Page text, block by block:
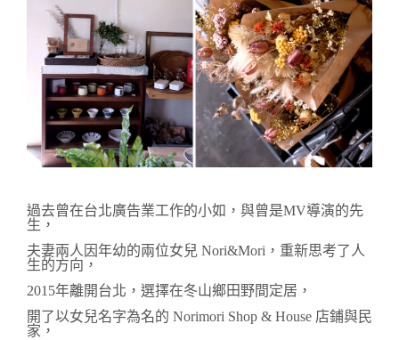
過去曾在台北廣告業工作的小如，與曾是MV導演的先
生，
夫妻兩人因年幼的兩位女兒 Nori&Mori，重新思考了人
生的方向，
2015年離開台北，選擇在冬山鄉田野間定居，
開了以女兒名字為名的 Norimori Shop & House 店鋪與民
家，